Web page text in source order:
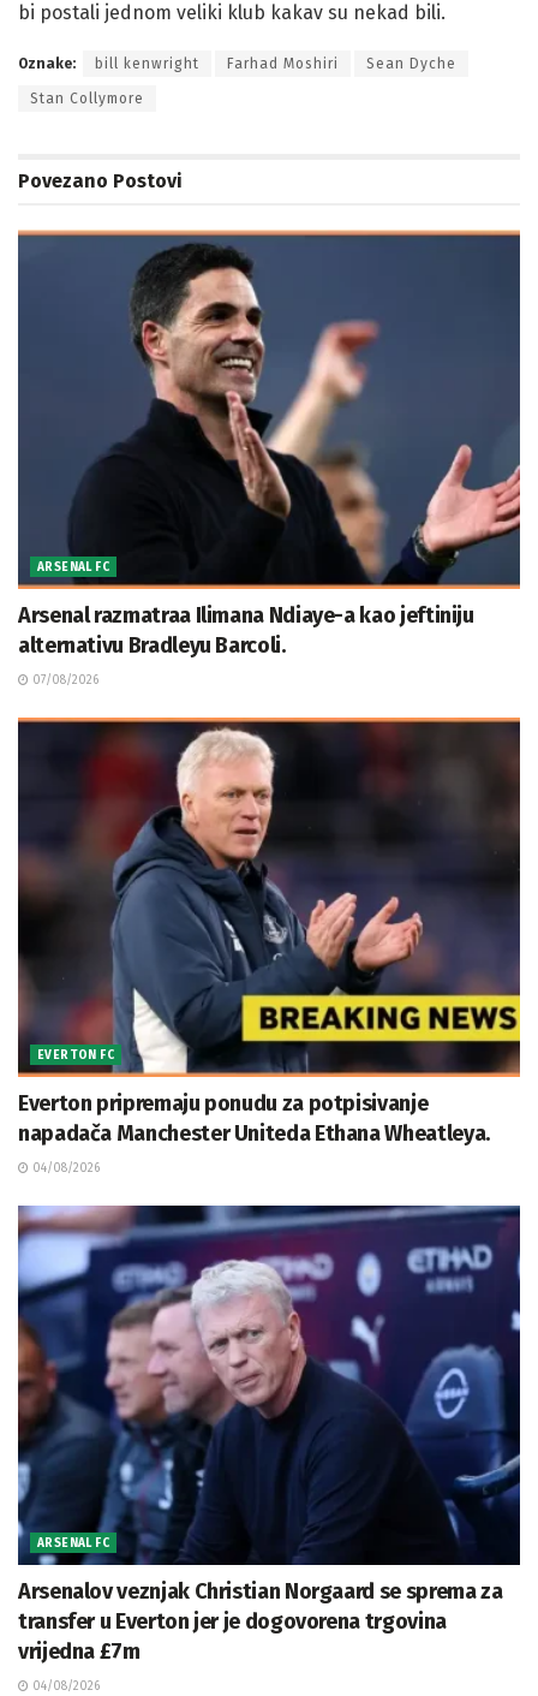
bi postali jednom veliki klub kakav su nekad bili.
Oznake: bill kenwright Farhad Moshiri Sean Dyche
Stan Collymore
Povezano Postovi
ARSENAL FC
Arsenal razmatraa Ilimana Ndiaye-a kao jeftiniju
alternativu Bradleyu Barcoli.
07/08/2026
EVERTON FC
Everton pripremaju ponudu za potpisivanje
napadača Manchester Uniteda Ethana Wheatleya.
04/08/2026
ARSENAL FC
Arsenalov veznjak Christian Norgaard se sprema za
transfer u Everton jer je dogovorena trgovina
vrijedna £7m
04/08/2026